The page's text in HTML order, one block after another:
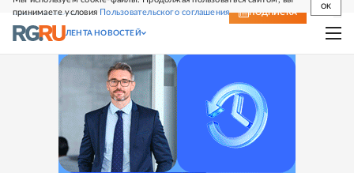
принимаете условия Пользовательского соглашения
OK
СВЕЖИЙ НОМЕР ПОДПИСКА
ЛЕНТА НОВОСТЕЙ